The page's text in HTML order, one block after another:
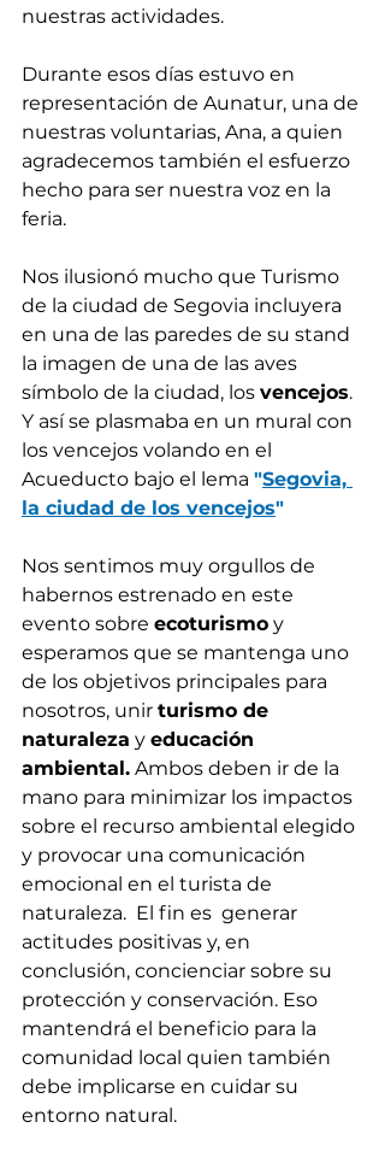
nuestras actividades.
Durante esos días estuvo en
representación de Aunatur, una de
nuestras voluntarias, Ana, a quien
agradecemos también el esfuerzo
hecho para ser nuestra voz en la
feria.
Nos ilusionó mucho que Turismo
de la ciudad de Segovia incluyera
en una de las paredes de su stand
la imagen de una de las aves
símbolo de la ciudad, los vencejos.
Y así se plasmaba en un mural con
los vencejos volando en el
Acueducto bajo el lema "Segovia,
la ciudad de los vencejos"
Nos sentimos muy orgullos de
habernos estrenado en este
evento sobre ecoturismo y
esperamos que se mantenga uno
de los objetivos principales para
nosotros, unir turismo de
naturaleza y educación
ambiental. Ambos deben ir de la
mano para minimizar los impactos
sobre el recurso ambiental elegido
y provocar una comunicación
emocional en el turista de
naturaleza.  El fin es  generar
actitudes positivas y, en
conclusión, concienciar sobre su
protección y conservación. Eso
mantendrá el beneficio para la
comunidad local quien también
debe implicarse en cuidar su
entorno natural.